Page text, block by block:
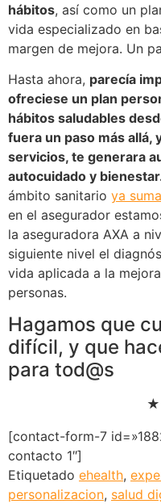
hábitos, así como un
vida especializado en
margen de mejora. Un
Hasta ahora, parecía
ofreciese un plan
hábitos saludables
fuera un paso más allá,
servicios, te generara
autocuidado y
ámbito sanitario ya
en el asegurador
la aseguradora AXA a
siguiente nivel el
vida aplicada a la
personas.
Hagamos que
difícil, y que
para tod@s
★
[contact-form-7
contacto 1″]
Etiquetado ehealth,
personalizacion, salud